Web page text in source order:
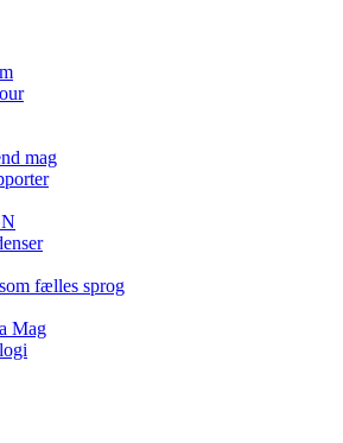
mag
fælles sprog
Mag